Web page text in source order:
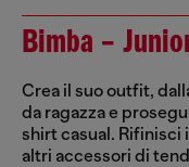
Bimba –
Crea il suo outfit,
da ragazza e
shirt casual. Rifinisci
altri accessori di